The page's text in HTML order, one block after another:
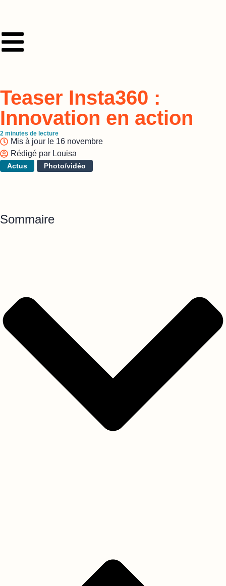
Teaser Insta360 :
Innovation en action
2 minutes de lecture
Mis à jour le 16 novembre
Rédigé par Louisa
Actus Photo/vidéo
Sommaire